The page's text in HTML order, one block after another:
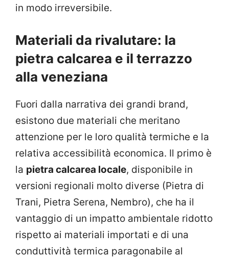
in modo irreversibile.
Materiali da rivalutare: la
pietra calcarea e il terrazzo
alla veneziana
Fuori dalla narrativa dei grandi brand,
esistono due materiali che meritano
attenzione per le loro qualità termiche e la
relativa accessibilità economica. Il primo è
la pietra calcarea locale, disponibile in
versioni regionali molto diverse (Pietra di
Trani, Pietra Serena, Nembro), che ha il
vantaggio di un impatto ambientale ridotto
rispetto ai materiali importati e di una
conduttività termica paragonabile al